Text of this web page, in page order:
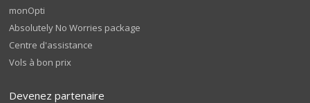
monOpti
Absolutely No Worries package
Centre d'assistance
Vols à bon prix
Devenez partenaire